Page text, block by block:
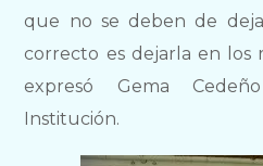
que no se deben de
correcto es dejarla en los
expresó Gema
Institución.